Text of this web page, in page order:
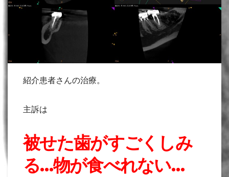
紹介患者さんの治療。
主訴は
被せた歯がすごくしみ
る…物が食べれない…